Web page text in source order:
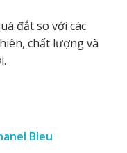
đắt so với các
chất lượng và
Bleu